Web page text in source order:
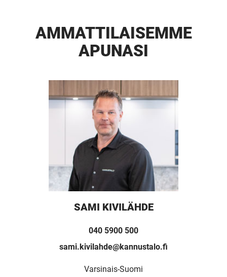
AMMATTI­LAISEMME
APUNASI
SAMI KIVILÄHDE
040 5900 500
sami.kivilahde@kannustalo.fi
Varsinais-Suomi